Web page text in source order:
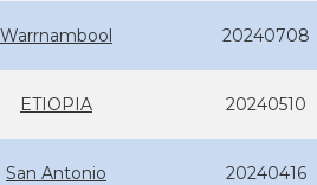
Warrnambool 20240708
ETIOPIA 20240510
San Antonio 20240416